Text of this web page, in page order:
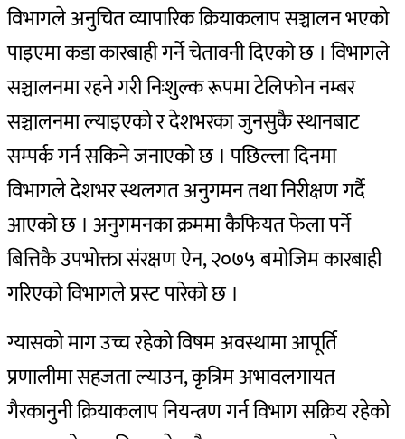
विभागले अनुचित व्यापारिक क्रियाकलाप सञ्चालन भएको
पाइएमा कडा कारबाही गर्ने चेतावनी दिएको छ ।विभागले
सञ्चालनमा रहने गरी निःशुल्क रूपमा टेलिफोन नम्बर
सञ्चालनमा ल्याइएको र देशभरका जुनसुकै स्थानबाट
सम्पर्क गर्न सकिने जनाएको छ । पछिल्ला दिनमा
विभागले देशभर स्थलगत अनुगमन तथा निरीक्षण गर्दै
आएको छ । अनुगमनका क्रममा कैफियत फेला पर्ने
बित्तिकै उपभोक्ता संरक्षण ऐन, २०७५ बमोजिम कारबाही
गरिएको विभागले प्रस्ट पारेको छ ।
ग्यासको माग उच्च रहेको विषम अवस्थामा आपूर्ति
प्रणालीमा सहजता ल्याउन, कृत्रिम अभावलगायत
गैरकानुनी क्रियाकलाप नियन्त्रण गर्न विभाग सक्रिय रहेको